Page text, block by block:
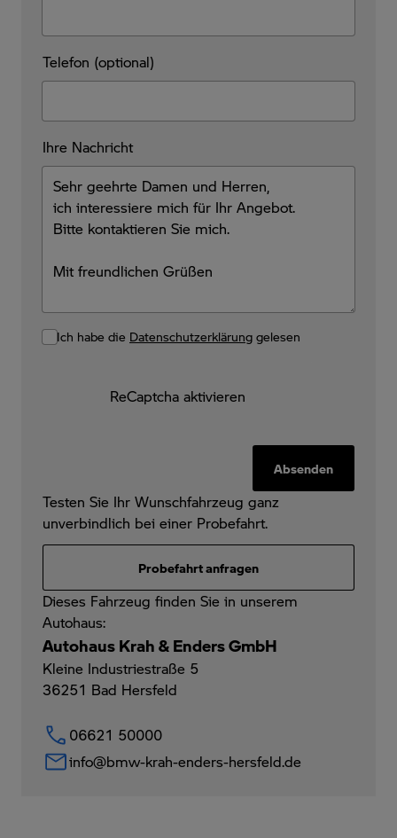
Telefon (optional)
Ihre Nachricht
Ich habe die Datenschutzerklärung gelesen
ReCaptcha aktivieren
Absenden
Testen Sie Ihr Wunschfahrzeug ganz
unverbindlich bei einer Probefahrt.
Probefahrt anfragen
Dieses Fahrzeug finden Sie in unserem
Autohaus:
Autohaus Krah & Enders GmbH
Kleine Industriestraße 5
36251 Bad Hersfeld
06621 50000
info@bmw-krah-enders-hersfeld.de